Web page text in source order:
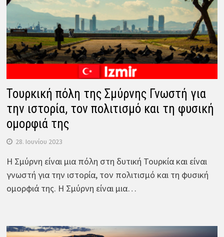
Τουρκική πόλη της Σμύρνης Γνωστή για
την ιστορία, τον πολιτισμό και τη φυσική
ομορφιά της
28. Ιουνίου 2023
Η Σμύρνη είναι μια πόλη στη δυτική Τουρκία και είναι
γνωστή για την ιστορία, τον πολιτισμό και τη φυσική
ομορφιά της. Η Σμύρνη είναι μια…